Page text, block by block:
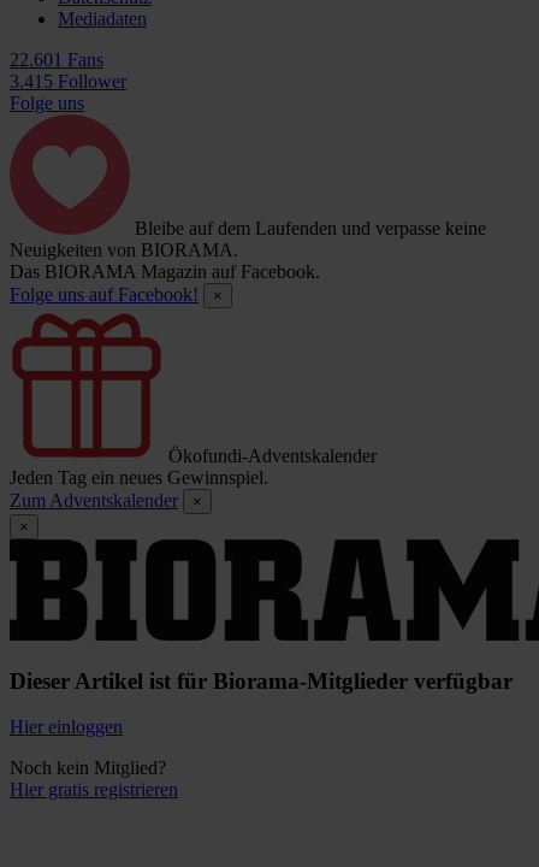
Mediadaten
22.601 Fans
3.415 Follower
Folge uns
Bleibe auf dem Laufenden und verpasse keine
Neuigkeiten von BIORAMA.
Das BIORAMA Magazin auf Facebook.
Folge uns auf Facebook!
×
Ökofundi-Adventskalender
Jeden Tag ein neues Gewinnspiel.
Zum Adventskalender
×
×
Dieser Artikel ist für Biorama-Mitglieder verfügbar
Hier einloggen
Noch kein Mitglied?
Hier gratis registrieren